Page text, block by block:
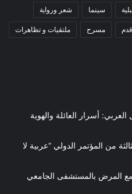
سينما شعر ورواية
مسرح ملتقيات و تظاهرات
أسرار العائلة والهوية
من المؤتمر الدولي “عربية لا
المرض بالمستشفى الجامعي